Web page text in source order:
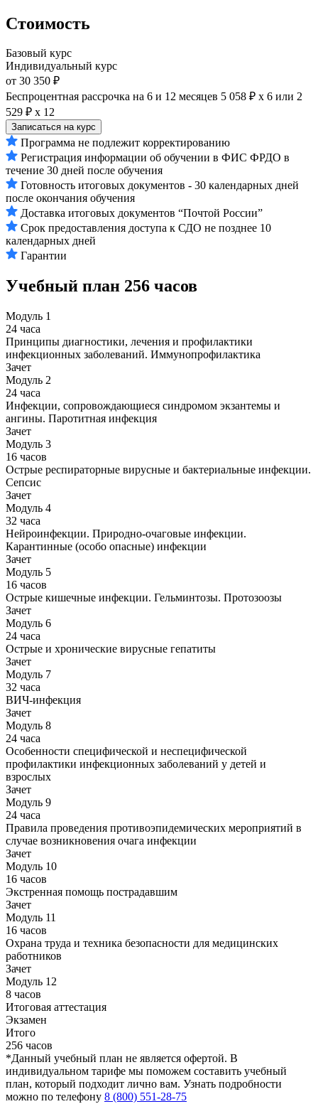
Стоимость
Базовый курс
Индивидуальный курс
от 30 350 ₽
Беспроцентная рассрочка на 6 и 12 месяцев 5 058 ₽ х 6 или 2
529 ₽ х 12
Записаться на курс
Программа не подлежит корректированию
Регистрация информации об обучении в ФИС ФРДО в
течение 30 дней после обучения
Готовность итоговых документов - 30 календарных дней
после окончания обучения
Доставка итоговых документов “Почтой России”
Срок предоставления доступа к СДО не позднее 10
календарных дней
Гарантии
Учебный план 256 часов
Модуль 1
24 часа
Принципы диагностики, лечения и профилактики
инфекционных заболеваний. Иммунопрофилактика
Зачет
Модуль 2
24 часа
Инфекции, сопровождающиеся синдромом экзантемы и
ангины. Паротитная инфекция
Зачет
Модуль 3
16 часов
Острые респираторные вирусные и бактериальные инфекции.
Сепсис
Зачет
Модуль 4
32 часа
Нейроинфекции. Природно-очаговые инфекции.
Карантинные (особо опасные) инфекции
Зачет
Модуль 5
16 часов
Острые кишечные инфекции. Гельминтозы. Протозоозы
Зачет
Модуль 6
24 часа
Острые и хронические вирусные гепатиты
Зачет
Модуль 7
32 часа
ВИЧ-инфекция
Зачет
Модуль 8
24 часа
Особенности специфической и неспецифической
профилактики инфекционных заболеваний у детей и
взрослых
Зачет
Модуль 9
24 часа
Правила проведения противоэпидемических мероприятий в
случае возникновения очага инфекции
Зачет
Модуль 10
16 часов
Экстренная помощь пострадавшим
Зачет
Модуль 11
16 часов
Охрана труда и техника безопасности для медицинских
работников
Зачет
Модуль 12
8 часов
Итоговая аттестация
Экзамен
Итого
256 часов
*Данный учебный план не является офертой. В
индивидуальном тарифе мы поможем составить учебный
план, который подходит лично вам. Узнать подробности
можно по телефону 8 (800) 551-28-75